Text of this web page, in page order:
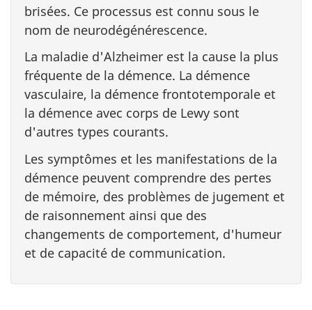
brisées. Ce processus est connu sous le
nom de neurodégénérescence.
La maladie d'Alzheimer est la cause la plus
fréquente de la démence. La démence
vasculaire, la démence frontotemporale et
la démence avec corps de Lewy sont
d'autres types courants.
Les symptômes et les manifestations de la
démence peuvent comprendre des pertes
de mémoire, des problèmes de jugement et
de raisonnement ainsi que des
changements de comportement, d'humeur
et de capacité de communication.